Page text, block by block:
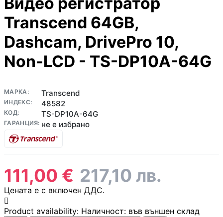
медиа
/ Range Extender
WiFi / Bluetooth
Transcend 64GB,
Dashcam, DrivePro 10,
Non-LCD - TS-DP10A-64G
МАРКА: Transcend
ИНДЕКС: 48582
КОД: TS-DP10A-64G
ГАРАНЦИЯ: не е избрано
Цена:
111,00 € 217,10 лв.
Цената е с включен ДДС.

Product availability: Наличност: във външен склад